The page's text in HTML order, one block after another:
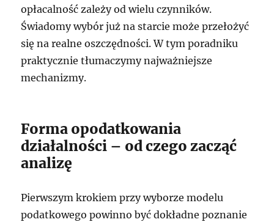
opłacalność zależy od wielu czynników.
Świadomy wybór już na starcie może przełożyć
się na realne oszczędności. W tym poradniku
praktycznie tłumaczymy najważniejsze
mechanizmy.
Forma opodatkowania
działalności – od czego zacząć
analizę
Pierwszym krokiem przy wyborze modelu
podatkowego powinno być dokładne poznanie